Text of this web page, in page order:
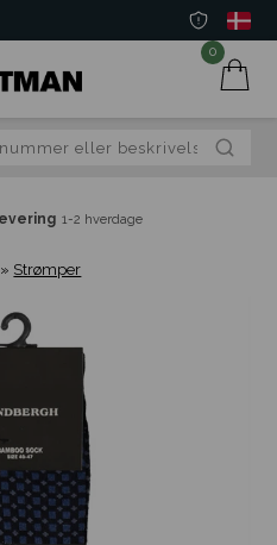
0
1-2 hverdage
» Strømper